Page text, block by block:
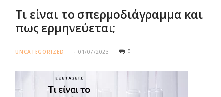
Τι είναι το σπερμοδιάγραμμα και
πως ερμηνεύεται;
UNCATEGORIZED 01/07/2023 0